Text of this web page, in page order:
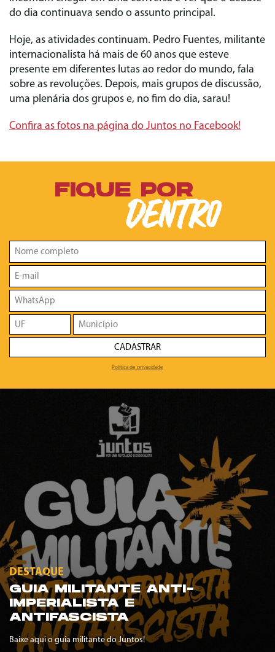
do dia continuava sendo o assunto principal.
Hoje, as atividades continuam. Pedro Fuentes, militante
internacionalista há mais de 60 anos que esteve
presente em diferentes lutas ao redor do mundo, fala
sobre as revoluções. Depois, mais grupos de discussão,
uma plenária dos grupos e, no fim do dia, sarau!
Confira as fotos na página do Juntos no Facebook!
FIQUE POR
DENTRO
CADASTRAR
Política de privacidade
DESTAQUE
GUIA MILITANTE ANTI-
IMPERIALISTA E
ANTIFASCISTA
Baixe aqui o guia militante do Juntos!